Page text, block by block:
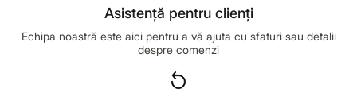
Asistență pentru clienți
Echipa noastră este aici pentru a vă ajuta cu sfaturi sau detalii
despre comenzi